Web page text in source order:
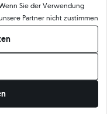
KUNDEN
252
Sie der Verwendung
Partner nicht zustimmen
und bestimmen Sie Ihre
widerrufen, indem Sie